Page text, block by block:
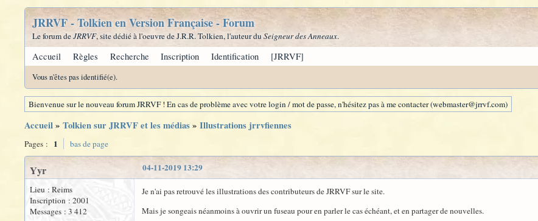
JRRVF - Tolkien en Version Française - Forum
Le forum deJRRVF, site dédié à l'oeuvre de J.R.R. Tolkien, l'auteur du Seigneur des Anneaux.
Accueil Règles Recherche Inscription Identification [JRRVF]
Vous n'êtes pas identifié(e).
Bienvenue sur le nouveau forum JRRVF ! En cas de problème avec votre login / mot de passe, n'hésitez pas à me contacter (webmaster@jrrvf.com)
Accueil» Tolkien sur JRRVF et les médias» Illustrations jrrvfiennes
Pages : 1 bas de page
04-11-2019 13:29
Yyr
Lieu : Reims
Inscription : 2001
Messages : 3 412
Je n'ai pas retrouvé les illustrations des contributeurs de JRRVF sur le site.
Mais je songeais néanmoins à ouvrir un fuseau pour en parler le cas échéant, et en partager de nouvelles.